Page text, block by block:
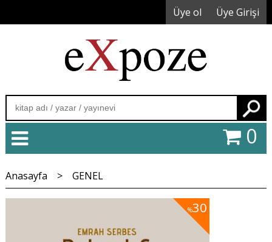
Üye ol Üye Girişi
0
Anasayfa > GENEL
%30